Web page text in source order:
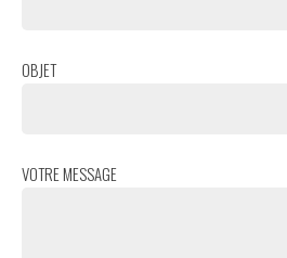
OBJET
VOTRE MESSAGE